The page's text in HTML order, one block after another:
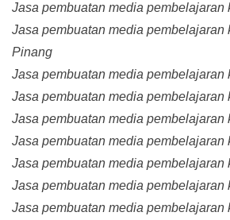
Jasa pembuatan media pembelajaran
Jasa pembuatan media pembelajaran
Pinang
Jasa pembuatan media pembelajaran
Jasa pembuatan media pembelajaran
Jasa pembuatan media pembelajaran
Jasa pembuatan media pembelajaran
Jasa pembuatan media pembelajaran
Jasa pembuatan media pembelajaran
Jasa pembuatan media pembelajaran